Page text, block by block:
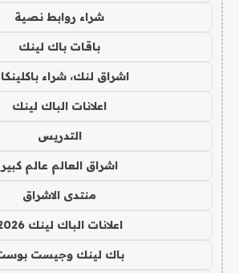
شراء روابط نصية
باقات باك لينك
اشراق لنك، شراء
اعلانات الباك لينك
التدريس
اشراق العالم عالم كبير
منتدى الاشراق
اعلانات الباك لينك 2026
باك لينك وجيست